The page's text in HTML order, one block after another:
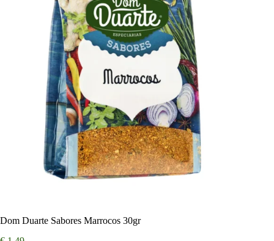
Dom Duarte Sabores Marrocos 30gr